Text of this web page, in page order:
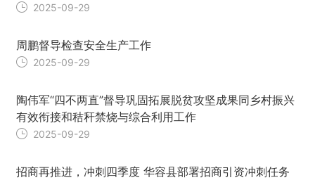
2025-09-29
周鹏督导检查安全生产工作
2025-09-29
陶伟军“四不两直”督导巩固拓展脱贫攻坚成果同乡村振兴
有效衔接和秸秆禁烧与综合利用工作
2025-09-29
招商再推进，冲刺四季度 华容县部署招商引资冲刺任务